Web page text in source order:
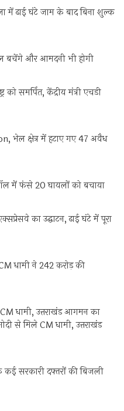
में ढाई घंटे जाम के बाद बिना शुल्क
बचेंगे और आमदनी भी होगी
को समर्पित, केंद्रीय मंत्री एचडी
भेल क्षेत्र में हटाए गए 47 अवैध
में फंसे 20 घायलों को बचाया
का उद्घाटन, ढाई घंटे में पूरा
धामी ने 242 करोड़ की
CM धामी, उत्तराखंड आगमन का
से मिले CM धामी, उत्तराखंड
सरकारी दफ्तरों की बिजली